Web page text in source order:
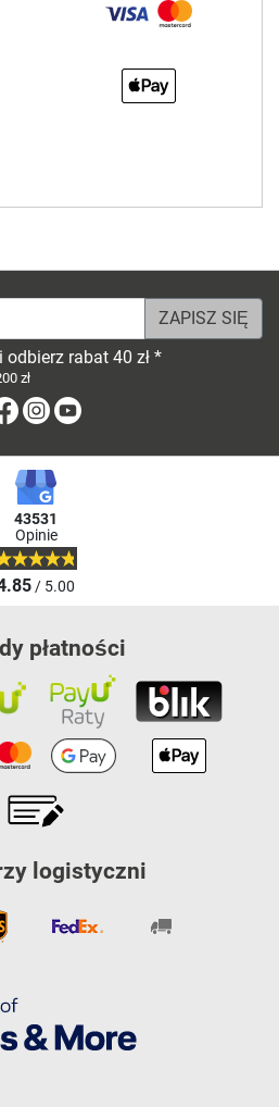
rabat 40 zł *
zł
FacebookInstagram
43531
Opinie
/ 5.00
płatności
logistyczni